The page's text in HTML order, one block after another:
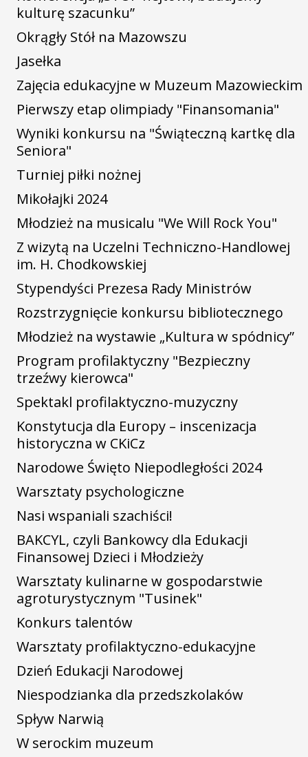
kulturę szacunku”
Okrągły Stół na Mazowszu
Jasełka
Zajęcia edukacyjne w Muzeum Mazowieckim
Pierwszy etap olimpiady "Finansomania"
Wyniki konkursu na "Świąteczną kartkę dla
Seniora"
Turniej piłki nożnej
Mikołajki 2024
Młodzież na musicalu "We Will Rock You"
Z wizytą na Uczelni Techniczno-Handlowej
im. H. Chodkowskiej
Stypendyści Prezesa Rady Ministrów
Rozstrzygnięcie konkursu bibliotecznego
Młodzież na wystawie „Kultura w spódnicy”
Program profilaktyczny "Bezpieczny
trzeźwy kierowca"
Spektakl profilaktyczno-muzyczny
Konstytucja dla Europy – inscenizacja
historyczna w CKiCz
Narodowe Święto Niepodległości 2024
Warsztaty psychologiczne
Nasi wspaniali szachiści!
BAKCYL, czyli Bankowcy dla Edukacji
Finansowej Dzieci i Młodzieży
Warsztaty kulinarne w gospodarstwie
agroturystycznym "Tusinek"
Konkurs talentów
Warsztaty profilaktyczno-edukacyjne
Dzień Edukacji Narodowej
Niespodzianka dla przedszkolaków
Spływ Narwią
W serockim muzeum